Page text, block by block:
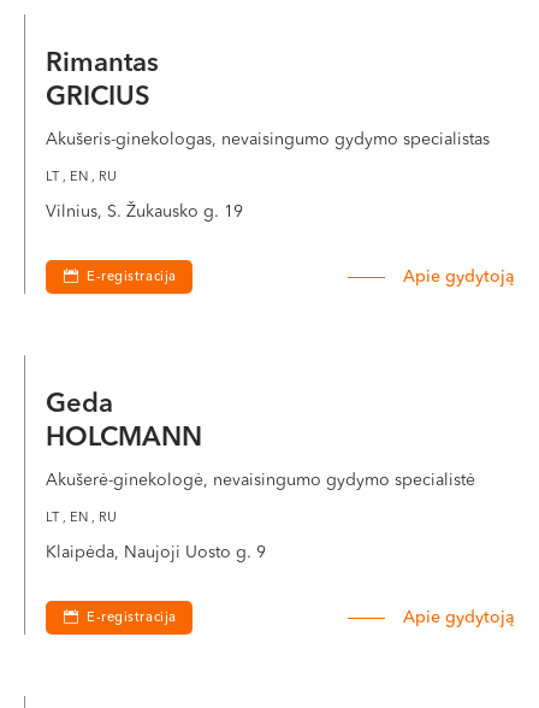
Rimantas
GRICIUS
Akušeris-ginekologas, nevaisingumo gydymo specialistas
LT , EN , RU
Vilnius, S. Žukausko g. 19
E-registracija Apie gydytoją
Geda
HOLCMANN
Akušerė-ginekologė, nevaisingumo gydymo specialistė
LT , EN , RU
Klaipėda, Naujoji Uosto g. 9
E-registracija Apie gydytoją